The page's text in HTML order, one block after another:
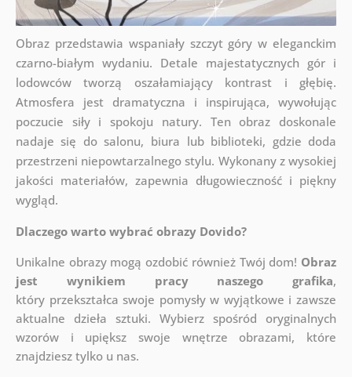
Obraz przedstawia wspaniały szczyt góry w eleganckim
czarno-białym wydaniu. Detale majestatycznych gór i
lodowców tworzą oszałamiający kontrast i głębię.
Atmosfera jest dramatyczna i inspirująca, wywołując
poczucie siły i spokoju natury. Ten obraz doskonale
nadaje się do salonu, biura lub biblioteki, gdzie doda
przestrzeni niepowtarzalnego stylu. Wykonany z wysokiej
jakości materiałów, zapewnia długowieczność i piękny
wygląd.
Dlaczego warto wybrać obrazy Dovido?
Unikalne obrazy mogą ozdobić również Twój dom! Obraz
jest wynikiem pracy naszego grafika,
który przekształca swoje pomysły w wyjątkowe i zawsze
aktualne dzieła sztuki. Wybierz spośród oryginalnych
wzorów i upiększ swoje wnętrze obrazami, które
znajdziesz tylko u nas.